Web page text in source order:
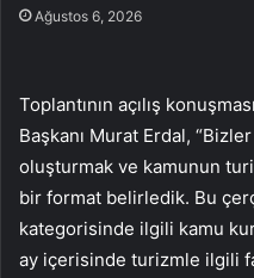
Ağustos 6, 2026
Toplantının açılış
Başkanı Murat Erdal,
oluşturmak ve kamunun
bir format belirledik. Bu
kategorisinde ilgili kamu
ay içerisinde turizmle ilgili